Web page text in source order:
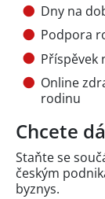
Dny na
Podpora
Příspěvek
Online
rodinu
Chcete
Staňte se
českým
byznys.